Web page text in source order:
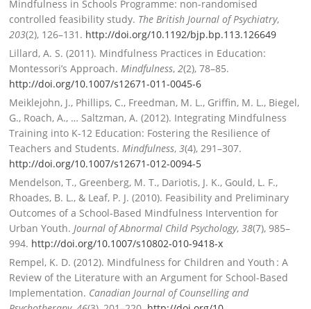
Mindfulness in Schools Programme: non-randomised
controlled feasibility study. The British Journal of Psychiatry,
203(2), 126–131. http://doi.org/10.1192/bjp.bp.113.126649
Lillard, A. S. (2011). Mindfulness Practices in Education:
Montessori’s Approach.Mindfulness,2(2), 78–85.
http://doi.org/10.1007/s12671-011-0045-6
Meiklejohn, J., Phillips, C., Freedman, M. L., Griffin, M. L., Biegel,
G., Roach, A., … Saltzman, A. (2012). Integrating Mindfulness
Training into K-12 Education: Fostering the Resilience of
Teachers and Students.Mindfulness,3(4), 291–307.
http://doi.org/10.1007/s12671-012-0094-5
Mendelson, T., Greenberg, M. T., Dariotis, J. K., Gould, L. F.,
Rhoades, B. L., & Leaf, P. J. (2010). Feasibility and Preliminary
Outcomes of a School-Based Mindfulness Intervention for
Urban Youth.Journal of Abnormal Child Psychology,38(7), 985–
994. http://doi.org/10.1007/s10802-010-9418-x
Rempel, K. D. (2012). Mindfulness for Children and Youth : A
Review of the Literature with an Argument for School-Based
Implementation. Canadian Journal of Counselling and